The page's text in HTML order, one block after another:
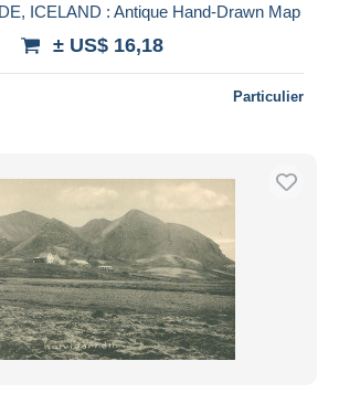
ICELAND : Antique Hand-Drawn Map
± US$ 16,18
Particulier